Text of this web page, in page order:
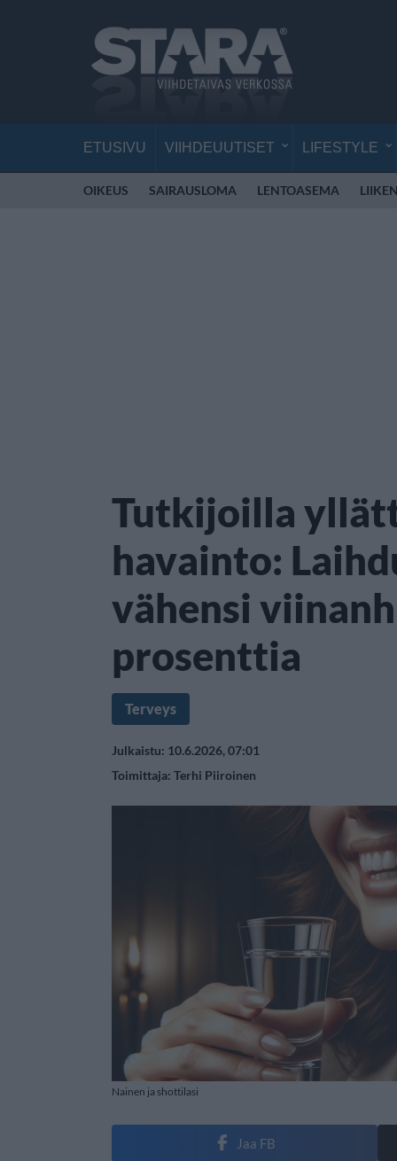
ETUSIVU VIIHDEUUTISET LIFESTYLE
OIKEUS SAIRAUSLOMA LENTOASEMA
Tutkijoilla
havainto:
vähensi
prosenttia
Terveys
Julkaistu: 10.6.2026, 07:01
Toimittaja: Terhi Piiroinen
Nainen ja shottilasi
Jaa FB